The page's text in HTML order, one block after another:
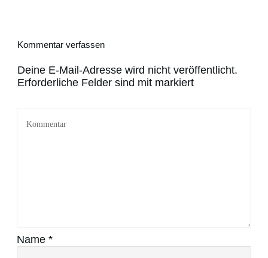
Kommentar verfassen
Deine E-Mail-Adresse wird nicht veröffentlicht.
Erforderliche Felder sind mit markiert
Name *